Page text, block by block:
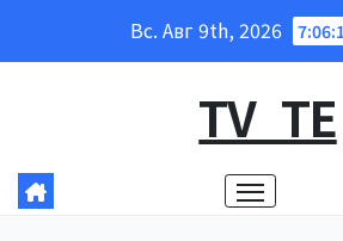
Вс. Авг 9th, 2026
TV_TE